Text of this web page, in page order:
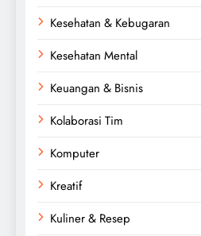
Kesehatan & Kebugaran
Kesehatan Mental
Keuangan & Bisnis
Kolaborasi Tim
Komputer
Kreatif
Kuliner & Resep